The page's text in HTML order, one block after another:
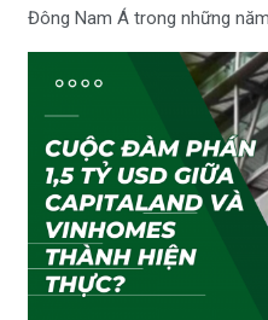
Đông Nam Á trong những